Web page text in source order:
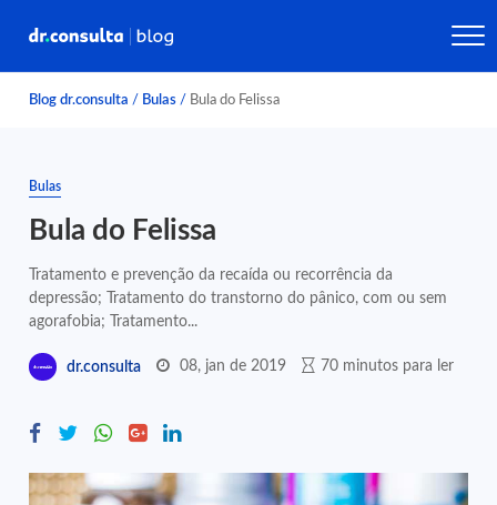
Blog dr.consulta / Bulas / Bula do Felissa
Bulas
Bula do Felissa
Tratamento e prevenção da recaída ou recorrência da
depressão; Tratamento do transtorno do pânico, com ou sem
agorafobia; Tratamento...
dr.consulta 08, jan de 2019 70 minutos para ler